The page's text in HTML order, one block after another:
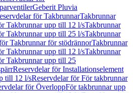
Geberit Pluvia
för TakbrunnarTakbrunnar
Takbrunnar upp till 12 l/sTakbrunnar
Takbrunnar upp till 25 l/sTakbrunnar
Takbrunnar för stödrännorTakbrunnar
Takbrunnar upp till 12 l/sTakbrunnar
Takbrunnar upp till 25
Reservdelar för Installationselement
till 12 l/sReservdelar för För takbrunnar
för ÖverloppFör takbrunnar upp